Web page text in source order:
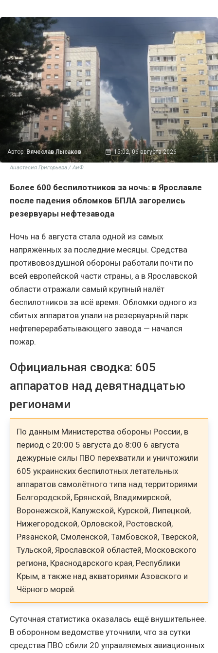
Автор: Вячеслав Лысаков 15:02, 06 августа 2026
Анастасия Григорьева / АиФ
Более 600 беспилотников за ночь: в Ярославле
после падения обломков БПЛА загорелись
резервуары нефтезавода
Ночь на 6 августа стала одной из самых
напряжённых за последние месяцы. Средства
противовоздушной обороны работали почти по
всей европейской части страны, а в Ярославской
области отражали самый крупный налёт
беспилотников за всё время. Обломки одного из
сбитых аппаратов упали на резервуарный парк
нефтеперерабатывающего завода — начался
пожар.
Официальная сводка: 605
аппаратов над девятнадцатью
регионами
По данным Министерства обороны России, в
период с 20:00 5 августа до 8:00 6 августа
дежурные силы ПВО перехватили и уничтожили
605 украинских беспилотных летательных
аппаратов самолётного типа над территориями
Белгородской, Брянской, Владимирской,
Воронежской, Калужской, Курской, Липецкой,
Нижегородской, Орловской, Ростовской,
Рязанской, Смоленской, Тамбовской, Тверской,
Тульской, Ярославской областей, Московского
региона, Краснодарского края, Республики
Крым, а также над акваториями Азовского и
Чёрного морей.
Суточная статистика оказалась ещё внушительнее.
В оборонном ведомстве уточнили, что за сутки
средства ПВО сбили 20 управляемых авиационных